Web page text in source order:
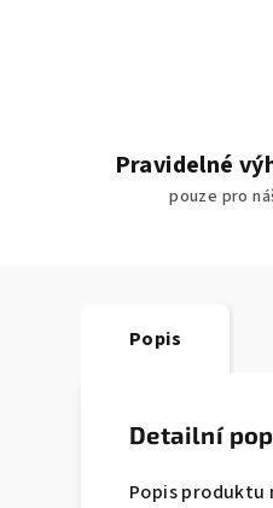
Pravidelné
pouze pro
Popis
Detailní
Popis